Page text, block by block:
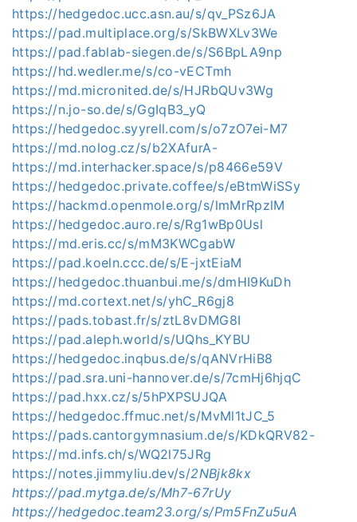
https://hedgedoc.ucc.asn.au/s/qv_PSz6JA
https://pad.multiplace.org/s/SkBWXLv3We
https://pad.fablab-siegen.de/s/S6BpLA9np
https://hd.wedler.me/s/co-vECTmh
https://md.micronited.de/s/HJRbQUv3Wg
https://n.jo-so.de/s/GgIqB3_yQ
https://hedgedoc.syyrell.com/s/o7zO7ei-M7
https://md.nolog.cz/s/b2XAfurA-
https://md.interhacker.space/s/p8466e59V
https://hedgedoc.private.coffee/s/eBtmWiSSy
https://hackmd.openmole.org/s/lmMrRpzlM
https://hedgedoc.auro.re/s/Rg1wBp0Usl
https://md.eris.cc/s/mM3KWCgabW
https://pad.koeln.ccc.de/s/E-jxtEiaM
https://hedgedoc.thuanbui.me/s/dmHI9KuDh
https://md.cortext.net/s/yhC_R6gj8
https://pads.tobast.fr/s/ztL8vDMG8I
https://pad.aleph.world/s/UQhs_KYBU
https://hedgedoc.inqbus.de/s/qANVrHiB8
https://pad.sra.uni-hannover.de/s/7cmHj6hjqC
https://pad.hxx.cz/s/5hPXPSUJQA
https://hedgedoc.ffmuc.net/s/MvMl1tJC_5
https://pads.cantorgymnasium.de/s/KDkQRV82-
https://md.infs.ch/s/WQ2l75JRg
https://notes.jimmyliu.dev/s/2NBjk8kx
https://pad.mytga.de/s/Mh7-67rUy
https://hedgedoc.team23.org/s/Pm5FnZu5uA